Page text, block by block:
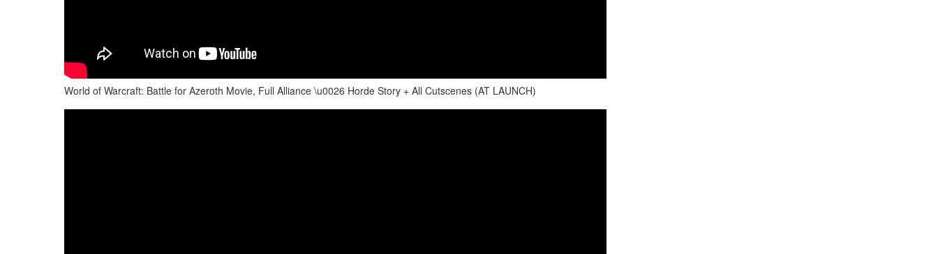
World of Warcraft: Battle for Azeroth Movie, Full Alliance \u0026 Horde Story + All Cutscenes (AT LAUNCH)